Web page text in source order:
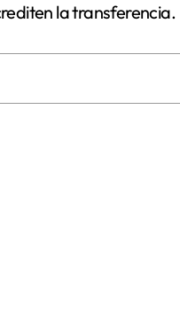
la transferencia.